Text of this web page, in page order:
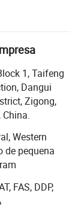
de nossos
e lanternas
esculturas de
de
etc. são
um direito
de
para mais de
1, Taifeng
Dangui
Zigong,
Western
de pequena
FAS, DDP,